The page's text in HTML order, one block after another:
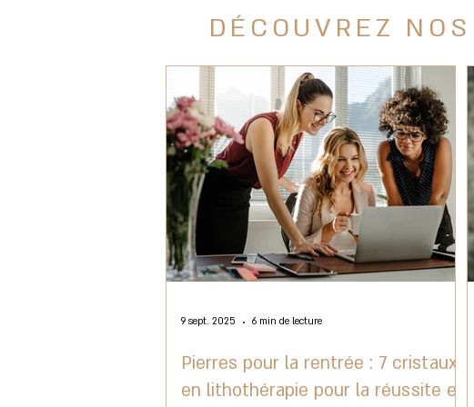
DÉCOUVREZ
Pierres pour la rentrée : 7 cristaux
en lithothérapie pour la réussite et
9 sept. 2025 6 min de lecture